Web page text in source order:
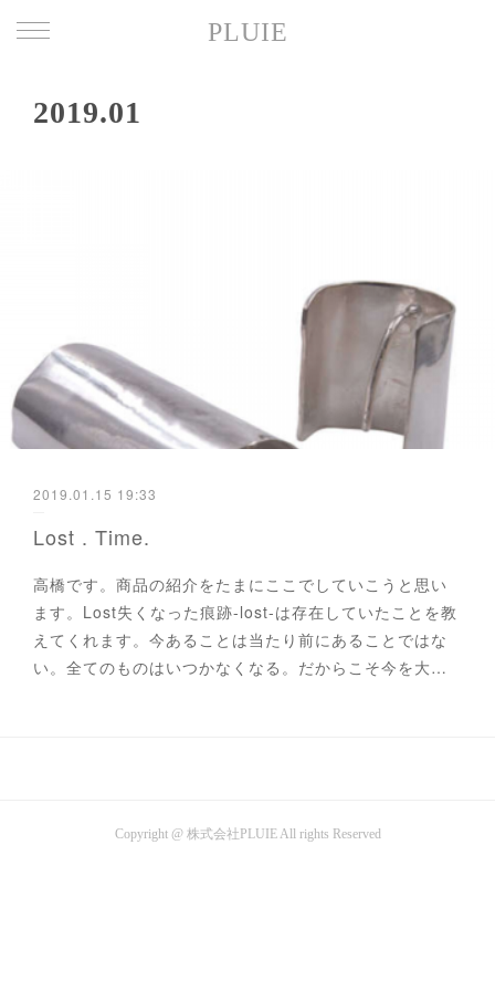
PLUIE
2019.01
2019.01.15 19:33
Lost . Time.
高橋です。商品の紹介をたまにここでしていこうと思い
ます。Lost失くなった痕跡-lost-は存在していたことを教
えてくれます。今あることは当たり前にあることではな
い。全てのものはいつかなくなる。だからこそ今を大…
Copyright @ 株式会社PLUIE All rights Reserved